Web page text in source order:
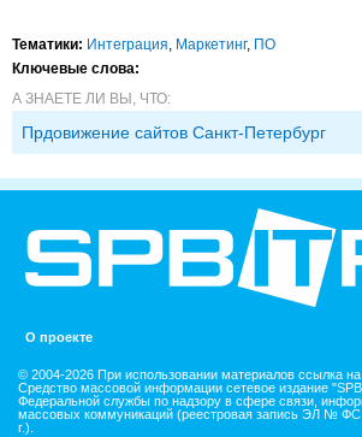
Тематики: Интеграция Маркетинг, ПО
Ключевые слова:
А ЗНАЕТЕ ЛИ ВЫ, ЧТО:
Прдовижение сайтов Санкт-Петербург
О проекте
© 2004-2026 При использовании материалов ссылка
Средство массовой информации сетевое издание
Федеральной службы по надзору в сфере связи,
массовых коммуникаций (реестровая запись ЭЛ № ФС
г.).